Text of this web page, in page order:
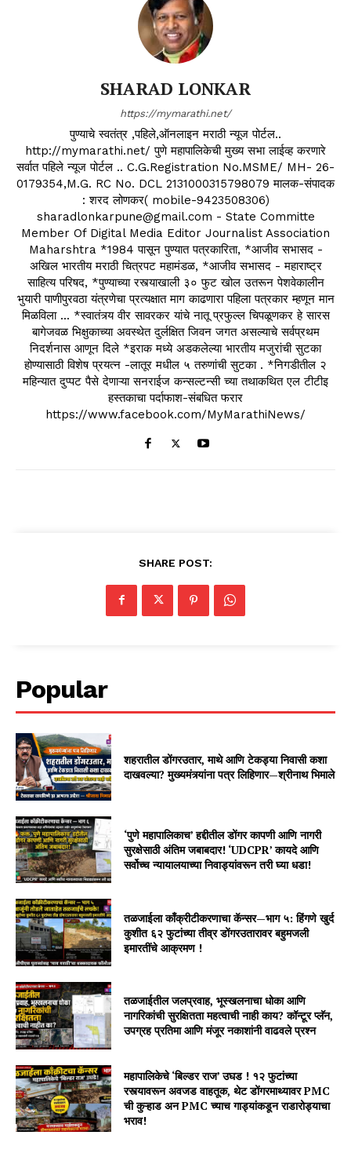
SHARAD LONKAR
https://mymarathi.net/
पुण्याचे स्वतंत्र ,पहिले,ऑनलाइन मराठी न्यूज पोर्टल..
http://mymarathi.net/ पुणे महापालिकेची मुख्य सभा लाईव्ह करणारे
सर्वात पहिले न्यूज पोर्टल .. C.G.Registration No.MSME/ MH- 26-
0179354,M.G. RC No. DCL 2131000315798079 मालक-संपादक
: शरद लोणकर( mobile-9423508306)
sharadlonkarpune@gmail.com - State Committe
Member Of Digital Media Editor Journalist Association
Maharshtra *1984 पासून पुण्यात पत्रकारिता, *आजीव सभासद -
अखिल भारतीय मराठी चित्रपट महामंडळ, *आजीव सभासद - महाराष्ट्र
साहित्य परिषद, *पुण्याच्या रस्त्याखाली ३० फुट खोल उतरून पेशवेकालीन
भुयारी पाणीपुरवठा यंत्रणेचा प्रत्यक्षात माग काढणारा पहिला पत्रकार म्हणून मान
मिळविला ... *स्वातंत्र्य वीर सावरकर यांचे नातू प्रफुल्ल चिपळूणकर हे सारस
बागेजवळ भिक्षुकाच्या अवस्थेत दुर्लक्षित जिवन जगत असल्याचे सर्वप्रथम
निदर्शनास आणून दिले *इराक मध्ये अडकलेल्या भारतीय मजुरांची सुटका
होण्यासाठी विशेष प्रयत्न -लातूर मधील ५ तरुणांची सुटका . *निगडीतील २
महिन्यात दुप्पट पैसे देणाऱ्या सनराईज कन्सल्टन्सी च्या तथाकथित एल टीटीइ
हस्तकाचा पर्दाफाश-संबधित फरार
https://www.facebook.com/MyMarathiNews/
SHARE POST:
Popular
शहरातील डोंगरउतार, माथे आणि टेकड्या निवासी कशा
दाखवल्या? मुख्यमंत्र्यांना पत्र लिहिणार—श्रीनाथ भिमाले
‘पुणे महापालिकाच’ हद्दीतील डोंगर कापणी आणि नागरी
सुरक्षेसाठी अंतिम जबाबदार! ‘UDCPR’ कायदे आणि
सर्वोच्च न्यायालयाच्या निवाड्यांवरून तरी घ्या धडा!
तळजाईला काँक्रीटीकरणाचा कॅन्सर—भाग ५: हिंगणे खुर्द
कुशीत ६२ फुटांच्या तीव्र डोंगरउतारावर बहुमजली
इमारतींचे आक्रमण !
तळजाईतील जलप्रवाह, भूस्खलनाचा धोका आणि
नागरिकांची सुरक्षितता महत्वाची नाही काय? कॉन्टूर प्लॅन,
उपग्रह प्रतिमा आणि मंजूर नकाशांनी वाढवले प्रश्न
महापालिकेचे ‘बिल्डर राज’ उघड ! १२ फुटांच्या
रस्त्यावरून अवजड वाहतूक, थेट डोंगरमाथ्यावर PMC
ची कुऱ्हाड अन PMC च्याच गाड्यांकडून राडारोड्याचा
भराव!